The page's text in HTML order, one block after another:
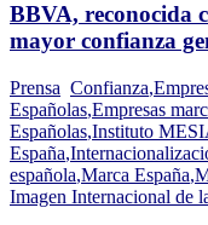
BBVA, reconocida
mayor confianza
Prensa Confianza,
Españolas,Empresas
Españolas,Instituto
España,
española,Marca España,
Imagen Internacional de